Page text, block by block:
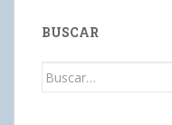
BUSCAR
Buscar: